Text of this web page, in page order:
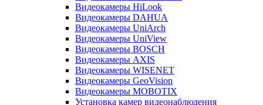
Видеокамеры HiLook
Видеокамеры DAHUA
Видеокамеры UniArch
Видеокамеры UniView
Видеокамеры BOSCH
Видеокамеры AXIS
Видеокамеры WISENET
Видеокамеры GeoVision
Видеокамеры MOBOTIX
Установка камер видеонаблюдения